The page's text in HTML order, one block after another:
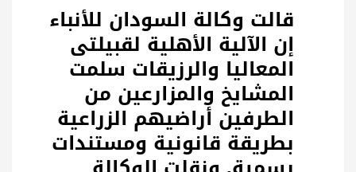
قالت وكالة السودان للأنباء
إن الآلية الأهلية لقبيلتى
المعاليا والرزيقات سلمت
المشايخ والمزارعين من
الطرفين أراضيهم الزراعية
بطريقة قانونية ومستندات